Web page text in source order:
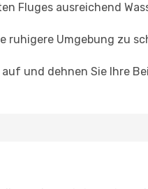
Fluges ausreichend
ruhigere Umgebung zu
und dehnen Sie Ihre